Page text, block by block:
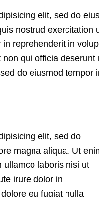
elit, sed do
nostrud exercitation
reprehenderit in
qui officia
do eiusmod tempor
elit, sed do
magna aliqua. Ut
ullamco laboris nisi ut
irure dolor in
eu fugiat nulla